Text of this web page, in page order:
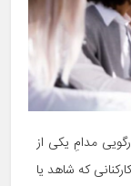
مدامِ یکی از
که شاهد یا